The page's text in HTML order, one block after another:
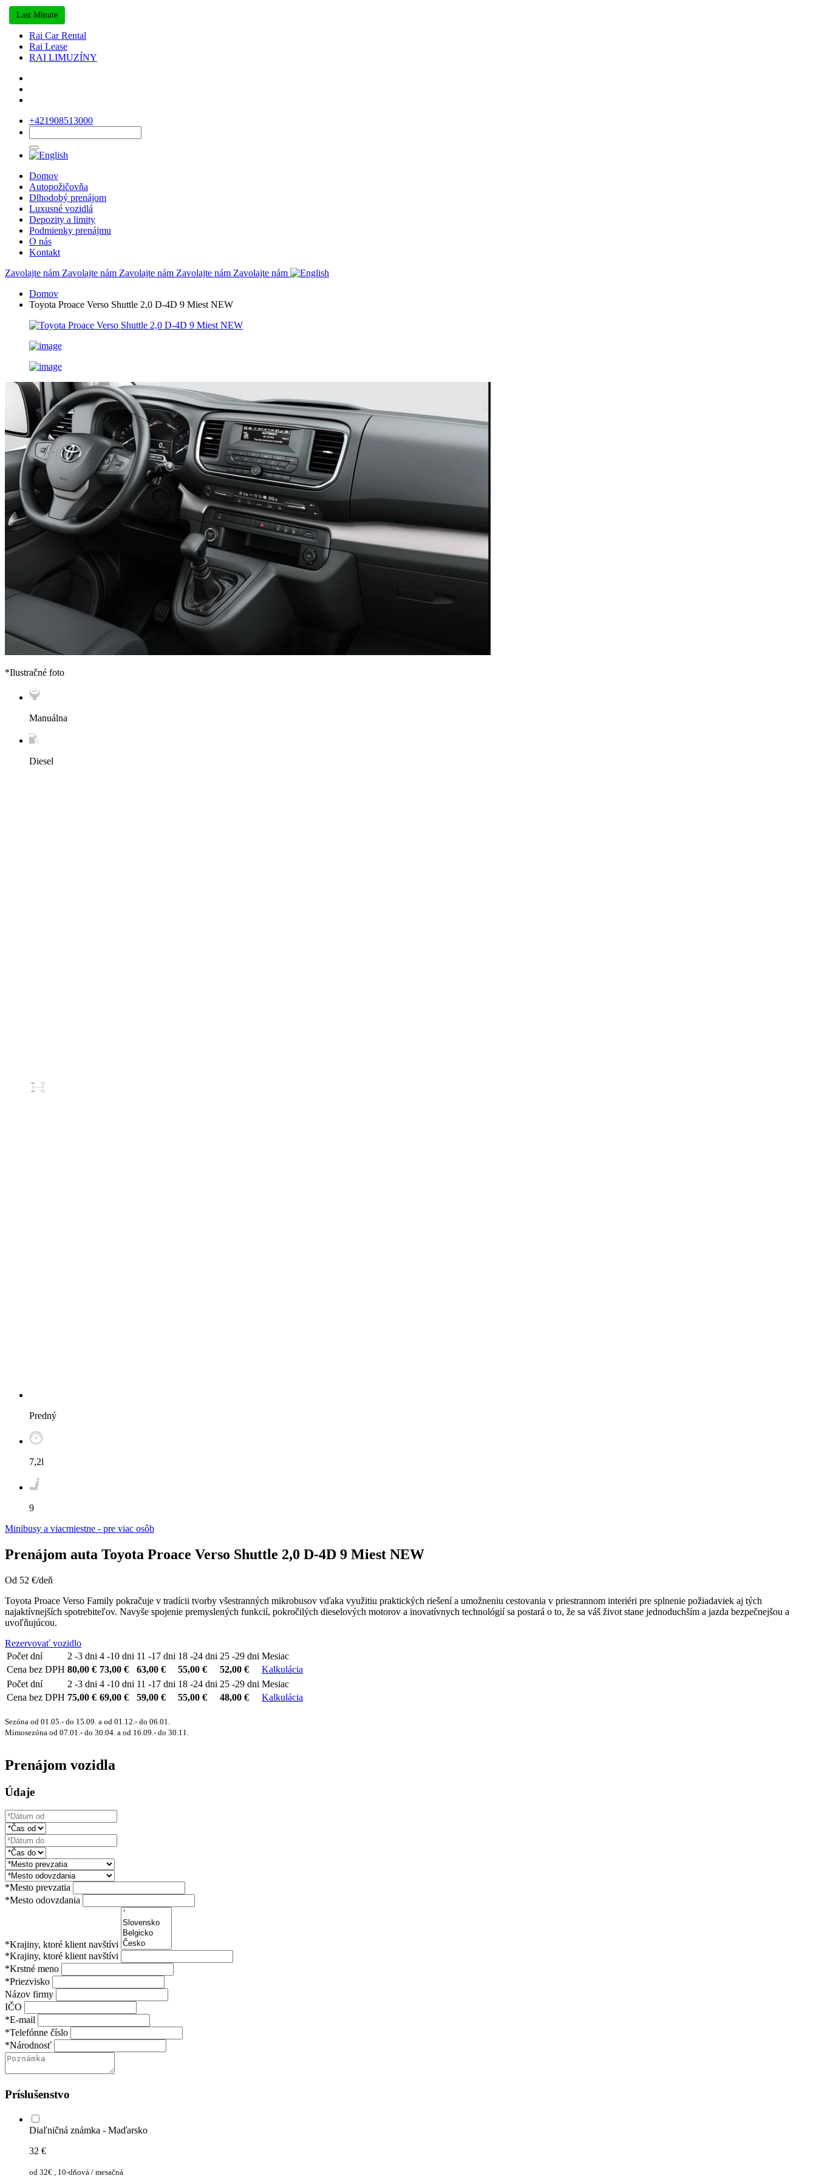
Rai Car Rental
Rai Lease
RAI LIMUZÍNY
+421908513000
Domov
Autopožičovňa
Dlhodobý prenájom
Luxusné vozidlá
Depozity a limity
Podmienky prenájmu
O nás
Kontakt
Zavolajte nám Zavolajte nám Zavolajte nám Zavolajte nám Zavolajte nám
Domov
Toyota Proace Verso Shuttle 2,0 D-4D 9 Miest NEW
Last Minute
*Ilustračné foto
Manuálna
Diesel
Predný
7,2l
9
Minibusy a viacmiestne - pre viac osôb
Prenájom auta Toyota Proace Verso Shuttle 2,0 D-4D 9 Miest NEW
Od 52 €/deň
Toyota Proace Verso Family pokračuje v tradícii tvorby všestranných mikrobusov vďaka využitiu praktických riešení a umožneniu cestovania v priestrannom interiéri pre splnenie požiadaviek aj tých
najaktívnejších spotrebiteľov. Navyše spojenie premyslených funkcií, pokročilých dieselových motorov a inovatívnych technológií sa postará o to, že sa váš život stane jednoduchším a jazda bezpečnejšou a
uvoľňujúcou.
Rezervovať vozidlo
Počet dní
2 -3 dni 4 -10 dni 11 -17 dni 18 -24 dni 25 -29 dni Mesiac
Cena bez DPH 80,00 € 73,00 € 63,00 € 55,00 € 52,00 €
Kalkulácia
Počet dní
2 -3 dni 4 -10 dni 11 -17 dni 18 -24 dni 25 -29 dni Mesiac
Cena bez DPH 75,00 € 69,00 € 59,00 € 55,00 € 48,00 € Kalkulácia
Sezóna od 01.05.- do 15.09. a od 01.12.- do 06.01.
Mimosezóna od 07.01.- do 30.04. a od 16.09.- do 30.11.
Prenájom vozidla
Údaje
*Mesto prevzatia
*Mesto odovzdania
*Krajiny, ktoré klient navštívi
*Krajiny, ktoré klient navštívi
*Krstné meno
*Priezvisko
Názov firmy
IČO
*E-mail
*Telefónne číslo
*Národnosť
Príslušenstvo
Diaľničná známka - Maďarsko
32 €
od 32€ , 10-dňová / mesačná